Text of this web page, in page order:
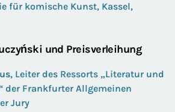
für komische Kunst, Kassel,
und Preisverleihung
, Leiter des Ressorts „Literatur und
der Frankfurter Allgemeinen
Jury